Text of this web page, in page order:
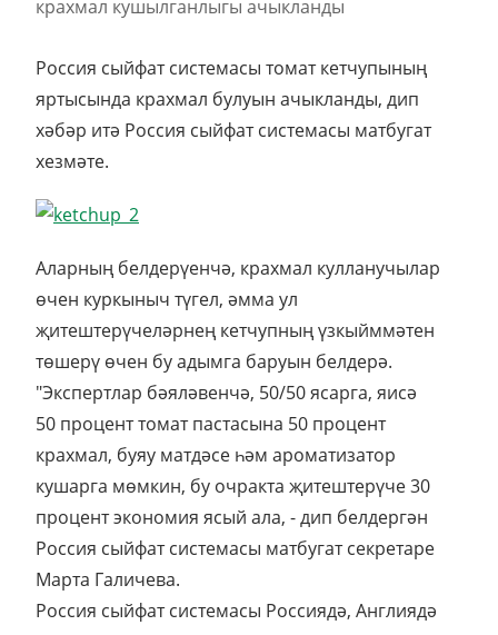
Россия сыйфат системасы томат кетчупының
яртысында крахмал булуын ачыкланды, дип
хәбәр итә Россия сыйфат системасы матбугат
хезмәте.
Аларның белдерүенчә, крахмал кулланучылар
өчен куркыныч түгел, әмма ул
җитештерүчеләрнең кетчупның үзкыйммәтен
төшерү өчен бу адымга баруын белдерә.
"Экспертлар бәяләвенчә, 50/50 ясарга, яисә
50 процент томат пастасына 50 процент
крахмал, буяу матдәсе һәм ароматизатор
кушарга мөмкин, бу очракта җитештерүче 30
процент экономия ясый ала, - дип белдергән
Россия сыйфат системасы матбугат секретаре
Марта Галичева.
Россия сыйфат системасы Россиядә, Англиядә